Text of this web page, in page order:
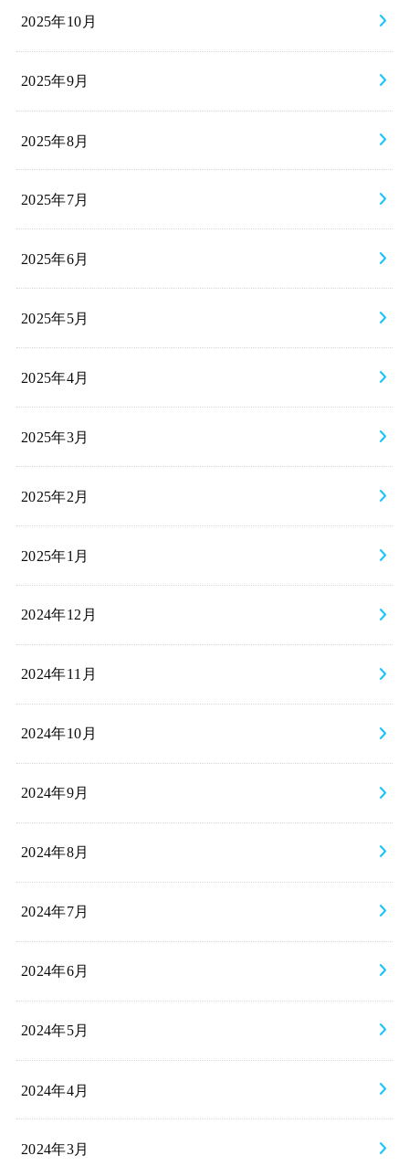
2025年10月
2025年9月
2025年8月
2025年7月
2025年6月
2025年5月
2025年4月
2025年3月
2025年2月
2025年1月
2024年12月
2024年11月
2024年10月
2024年9月
2024年8月
2024年7月
2024年6月
2024年5月
2024年4月
2024年3月